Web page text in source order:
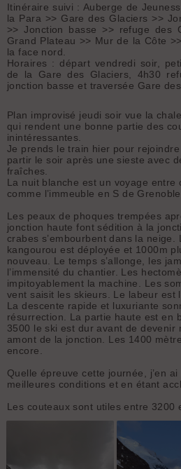
Itinéraire suivi : Auberge de
la Para >> Gare des Glaciers >>
>> Jonction basse >> refuge des
Grand Plateau >> Mur de la Côte
la face nord.
Horaires : départ vendredi soir,
de la Gare des Glaciers, 4h30
jonction basse et traversée Gare
Plan improvisé jeudi soir vue la
qui rendent une bonne partie des
inintéressantes.
Je prends le train hier pour
partir le soir après une sieste avec
fraîches.
La nuit blanche est un voyage entre
comme l’immeuble en S de Grenoble.
Les peaux de phoques trempées
jonction haute font sédition à la
crabes s’embourbent dans la neige.
kangourou est déployée et 1000m
nouveau. Le temps s’allonge, les
l’immensité du chantier. Les
impitoyablement la machine. Les
vent saisit les skieurs. Le labeur est
La descente rapide et luxuriante
résurrection. La partie haute est en
3500 le ski est dur avant de devenir
amont de la jonction. Les 1400
encore.
Quelle épreuve cette journée, j’en
meilleures conditions et en étant
Les couteaux sont utiles entre 3200